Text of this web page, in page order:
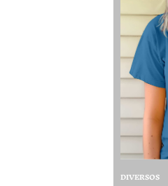
DIVERSOS